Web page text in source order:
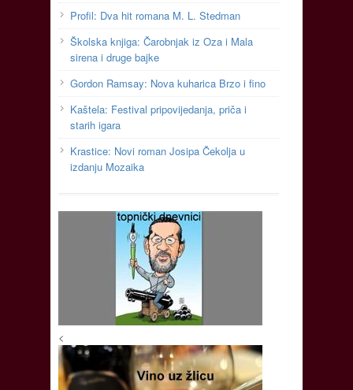
Profil: Dva hit romana M. L. Stedman
Školska knjiga: Čarobnjak iz Oza i Mala
sirena i druge bajke
Gordon Ramsay: Nova kuharica Brzo i fino
Kaštela: Festival pripovijedanja, priča i
starih igara
Krastice: Novi roman Josipa Čekolja u
izdanju Mozaika
<